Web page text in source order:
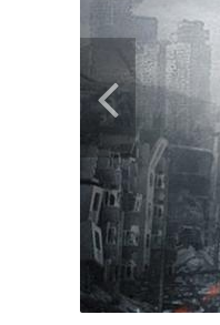
Previous